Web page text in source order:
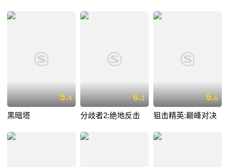
5.4
黑暗塔
6.1
分歧者2:绝地反击
5.6
狙击精英:巅峰对决